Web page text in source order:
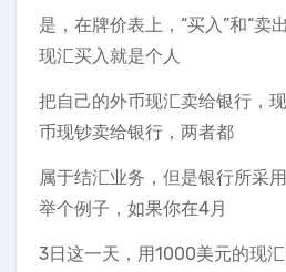
是，在牌价表上，“买入”和“卖
现汇买入就是个人
把自己的外币现汇卖给银行，
币现钞卖给银行，两者都
属于结汇业务，但是银行所采
举个例子，如果你在4月
3日这一天，用1000美元的现